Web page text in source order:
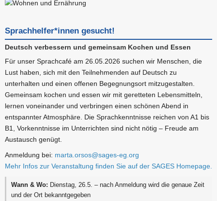
Sprachhelfer*innen gesucht!
Deutsch verbessern und gemeinsam Kochen und Essen
Für unser Sprachcafé am 26.05.2026 suchen wir Menschen, die
Lust haben, sich mit den Teilnehmenden auf Deutsch zu
unterhalten und einen offenen Begegnungsort mitzugestalten.
Gemeinsam kochen und essen wir mit geretteten Lebensmitteln,
lernen voneinander und verbringen einen schönen Abend in
entspannter Atmosphäre. Die Sprachkenntnisse reichen von A1 bis
B1, Vorkenntnisse im Unterrichten sind nicht nötig – Freude am
Austausch genügt.
Anmeldung bei: marta.orsos@sages-eg.org
Mehr Infos zur Veranstaltung finden Sie auf der SAGES Homepage.
Wann & Wo: Dienstag, 26.5. – nach Anmeldung wird die genaue Zeit
und der Ort bekanntgegeben